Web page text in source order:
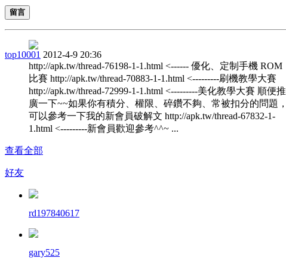
留言
top10001 2012-4-9 20:36
http://apk.tw/thread-76198-1-1.html <------ 優化、定制手機 ROM
比賽 http://apk.tw/thread-70883-1-1.html <---------刷機教學大賽
http://apk.tw/thread-72999-1-1.html <---------美化教學大賽 順便推
廣一下~~如果你有積分、權限、碎鑽不夠、常被扣分的問題，
可以參考一下我的新會員破解文 http://apk.tw/thread-67832-1-
1.html <---------新會員歡迎參考^^~ ...
查看全部
好友
rd197840617
gary525